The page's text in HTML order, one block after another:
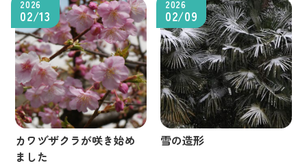
2026
02/13
カワヅザクラが咲き始め
ました
2026
02/09
雪の造形